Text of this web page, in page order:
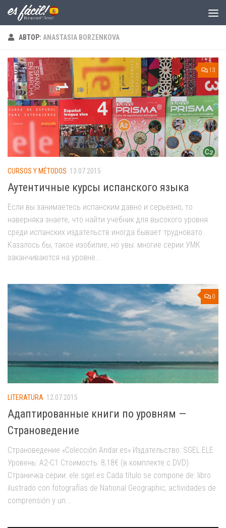
Skip to content
АВТОР: ANASTASIA BORZENKOVA
13
CURSOS Y MÉTODOS 13.07.2015
Аутентичные курсы испанского языка
Если вы занимаетесь испанским давно и серьезно, то
наверняка знаете, что найти учебник для высокого уровня
среди испанских издательств иногда бывает трудновато.
Казалось бы, такое изобилие, но увы: многие серии УМК
заканчиваются на уровне...
0
LITERATURA 12.07.2015
Адаптированные книги по уровням —
Страноведение
Страноведение «Colección Andar.es» Издательство: SGEL ELE
Уровень: A2-C1 Стоимость: 8,18€ (в комплекте с DVD)
Страничка серии: ele.sgel.es Cada título se compone de: libro
ilustrado con fotografías de National Geographic, actividades de
comprensión y un...